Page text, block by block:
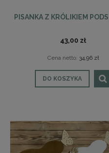
PISANKA Z KRÓLIKIEM
43,00 zł
Cena netto: 34,96 zł
DO KOSZYKA